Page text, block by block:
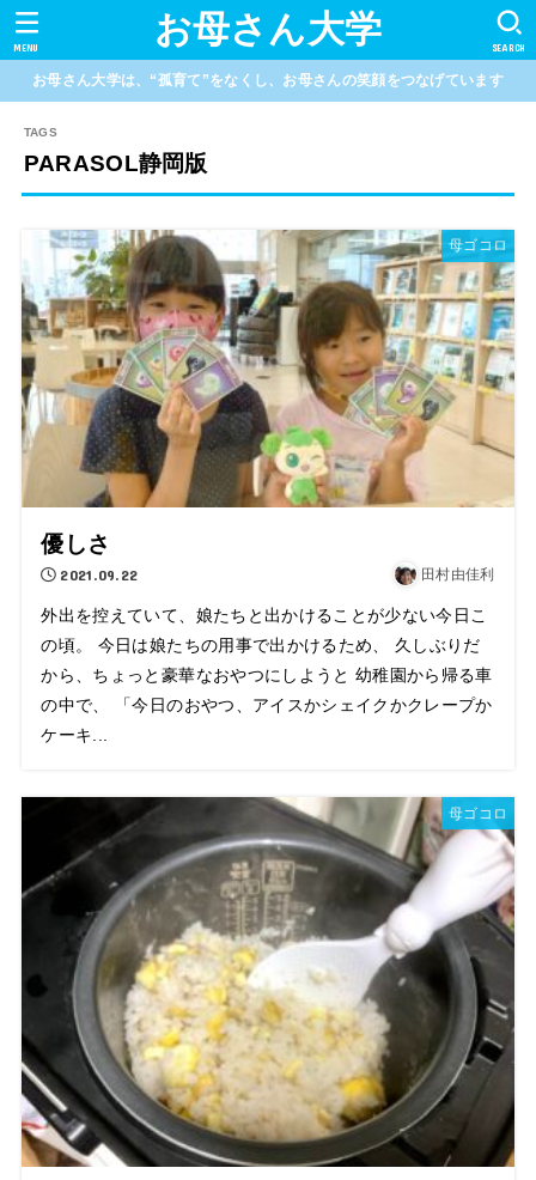
お母さん大学 SEARCH
MENU
お母さん大学は、“孤育て”をなくし、お母さんの笑顔をつなげています
PARASOL静岡版
母ゴコロ
優しさ
2021.09.22 田村由佳利
外出を控えていて、娘たちと出かけることが少ない今日こ
の頃。 今日は娘たちの用事で出かけるため、 久しぶりだ
から、ちょっと豪華なおやつにしようと 幼稚園から帰る車
の中で、 「今日のおやつ、アイスかシェイクかクレープか
ケーキ...
母ゴコロ